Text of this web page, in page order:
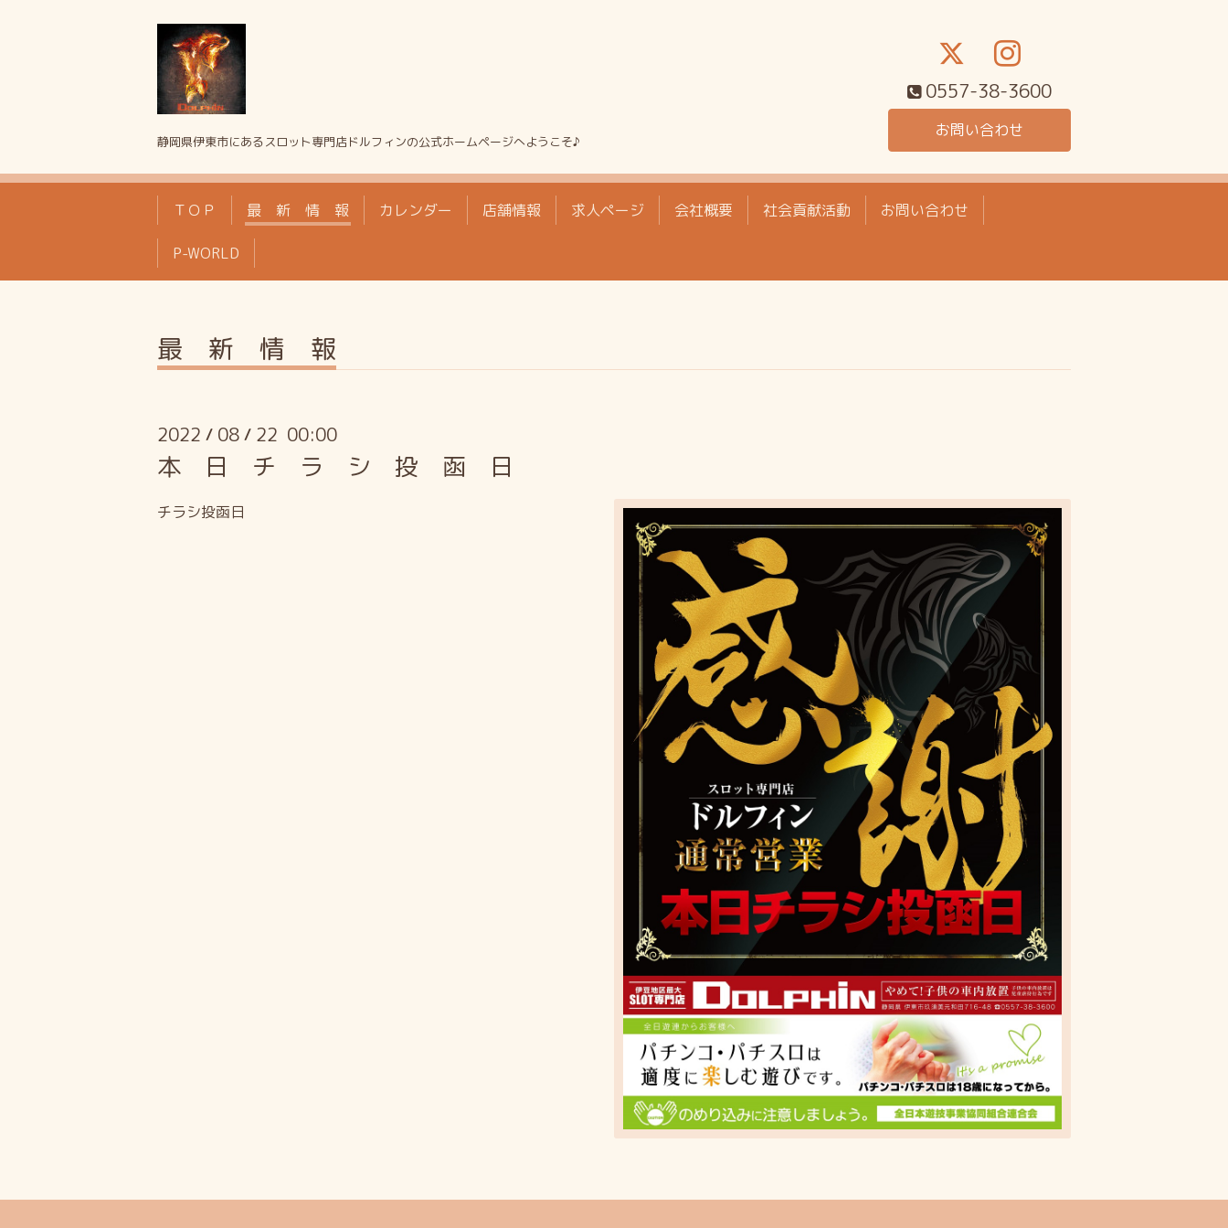
静岡県伊東市にあるスロット専門店ドルフィンの公式ホームページへようこそ♪
0557-38-3600
お問い合わせ
ＴＯＰ 最 新 情 報 カレンダー 店舗情報 求人ページ 会社概要 社会貢献活動 お問い合わせ
P-WORLD
最 新 情 報
2022 / 08 / 22 00:00
本 日 チ ラ シ 投 函 日
チラシ投函日